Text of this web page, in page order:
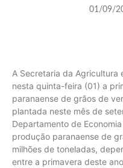
01/09/
A Secretaria da Agricultura
nesta quinta-feira (01) a
paranaense de grãos de
plantada neste mês de
Departamento de
produção paranaense de
milhões de toneladas,
entre a primavera deste